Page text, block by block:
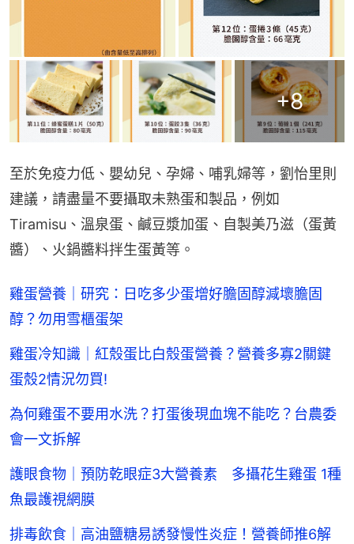
+8
至於免疫力低、嬰幼兒、孕婦、哺乳婦等，劉怡里則
建議，請盡量不要攝取未熟蛋和製品，例如
Tiramisu、溫泉蛋、鹹豆漿加蛋、自製美乃滋（蛋黃
醬）、火鍋醬料拌生蛋黃等。
雞蛋營養｜研究：日吃多少蛋增好膽固醇減壞膽固
醇？勿用雪櫃蛋架
雞蛋冷知識｜紅殼蛋比白殼蛋營養？營養多寡2關鍵
蛋殼2情況勿買!
為何雞蛋不要用水洗？打蛋後現血塊不能吃？台農委
會一文拆解
護眼食物｜預防乾眼症3大營養素 多攝花生雞蛋 1種
魚最護視網膜
排毒飲食｜高油鹽糖易誘發慢性炎症！營養師推6解